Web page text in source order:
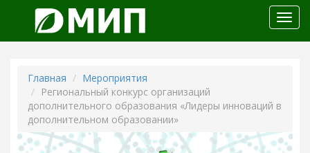
меню
Главная
Мероприятия
Региональный конкурс организаций
дополнительного образования «Лидеры инноваций в
дополнительном образовании»